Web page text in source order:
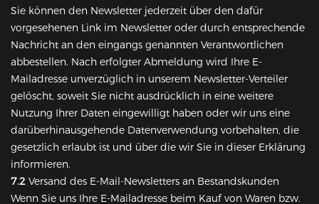
Sie können den Newsletter jederzeit über den dafür
vorgesehenen Link im Newsletter oder durch entsprechende
Nachricht an den eingangs genannten Verantwortlichen
abbestellen. Nach erfolgter Abmeldung wird Ihre E-
Mailadresse unverzüglich in unserem Newsletter-Verteiler
gelöscht, soweit Sie nicht ausdrücklich in eine weitere
Nutzung Ihrer Daten eingewilligt haben oder wir uns eine
darüberhinausgehende Datenverwendung vorbehalten, die
gesetzlich erlaubt ist und über die wir Sie in dieser Erklärung
informieren.
7.2 Versand des E-Mail-Newsletters an Bestandskunden
Wenn Sie uns Ihre E-Mailadresse beim Kauf von Waren bzw.